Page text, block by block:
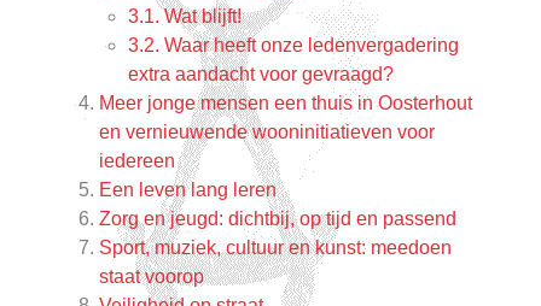
3.1. Wat blijft!
3.2. Waar heeft onze ledenvergadering
extra aandacht voor gevraagd?
Meer jonge mensen een thuis in Oosterhout
en vernieuwende wooninitiatieven voor
iedereen
Een leven lang leren
Zorg en jeugd: dichtbij, op tijd en passend
Sport, muziek, cultuur en kunst: meedoen
staat voorop